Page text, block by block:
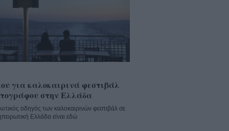
για καλοκαιρινά φεστιβάλ
στην Ελλάδα
οδηγός των καλοκαιρινών φεστιβάλ σε
Ελλάδα είναι εδώ